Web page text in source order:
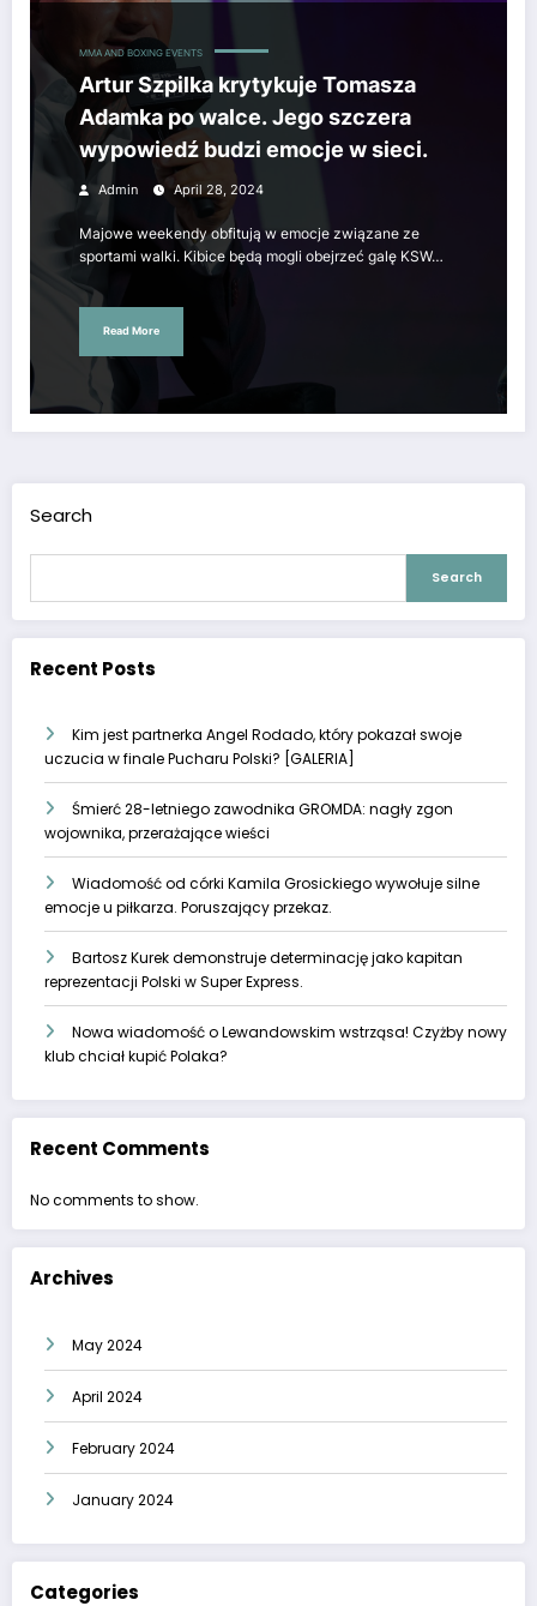
MMA AND BOXING EVENTS
Artur Szpilka krytykuje Tomasza
Adamka po walce. Jego szczera
wypowiedź budzi emocje w sieci.
Admin April 28, 2024
Majowe weekendy obfitują w emocje związane ze
sportami walki. Kibice będą mogli obejrzeć galę KSW…
Read More
Search
Search
Recent Posts
Kim jest partnerka Angel Rodado, który pokazał swoje
uczucia w finale Pucharu Polski? [GALERIA]
Śmierć 28-letniego zawodnika GROMDA: nagły zgon
wojownika, przerażające wieści
Wiadomość od córki Kamila Grosickiego wywołuje silne
emocje u piłkarza. Poruszający przekaz.
Bartosz Kurek demonstruje determinację jako kapitan
reprezentacji Polski w Super Express.
Nowa wiadomość o Lewandowskim wstrząsa! Czyżby nowy
klub chciał kupić Polaka?
Recent Comments
No comments to show.
Archives
May 2024
April 2024
February 2024
January 2024
Categories